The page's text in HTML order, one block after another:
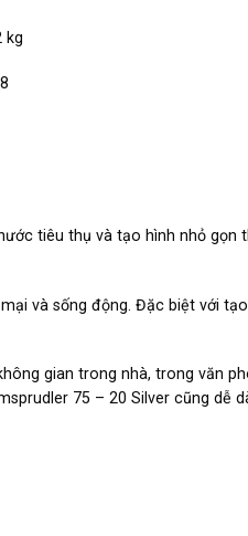
kg
tiêu thụ và tạo hình nhỏ gọn
và sống động. Đặc biệt với
gian trong nhà, trong văn
75 – 20 Silver cũng dễ